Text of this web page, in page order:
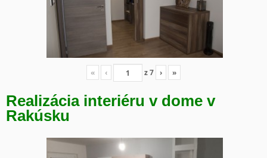
« ‹ z7 › »
Realizácia interiéru v dome v
Rakúsku